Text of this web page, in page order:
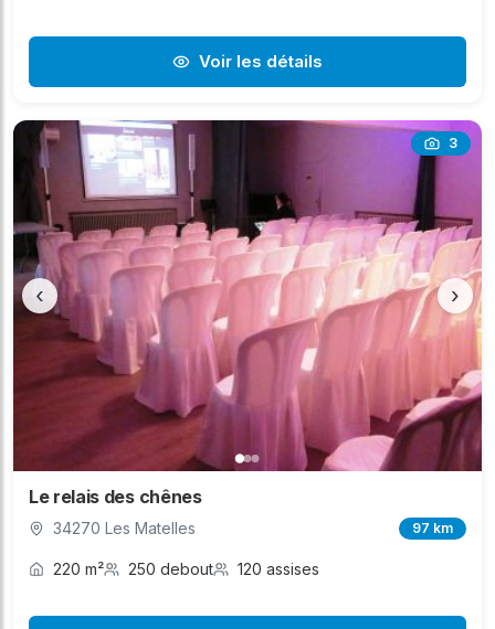
Voir les détails
3
‹ ›
Le relais des chênes
34270 Les Matelles 97 km
220 m² 250 debout 120 assises